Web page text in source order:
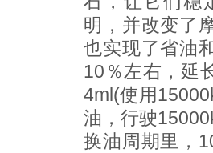
明，并改变了
也实现了省油
10％左右，延
4ml(使用
油，行驶
换油周期里，